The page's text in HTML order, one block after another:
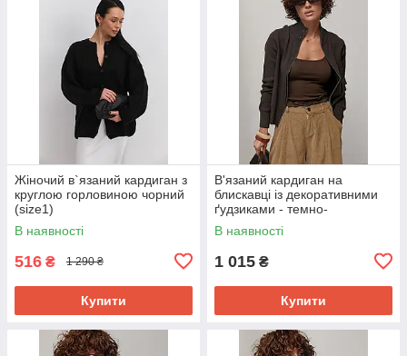
Жіночий в`язаний кардиган з
круглою горловиною чорний
(size1)
В наявності
516 ₴ 1 290 ₴
Купити
В'язаний кардиган на
блискавці із декоративними
ґудзиками - темно-
коричневий цвет, ONE SIZE
В наявності
1 015 ₴
Купити